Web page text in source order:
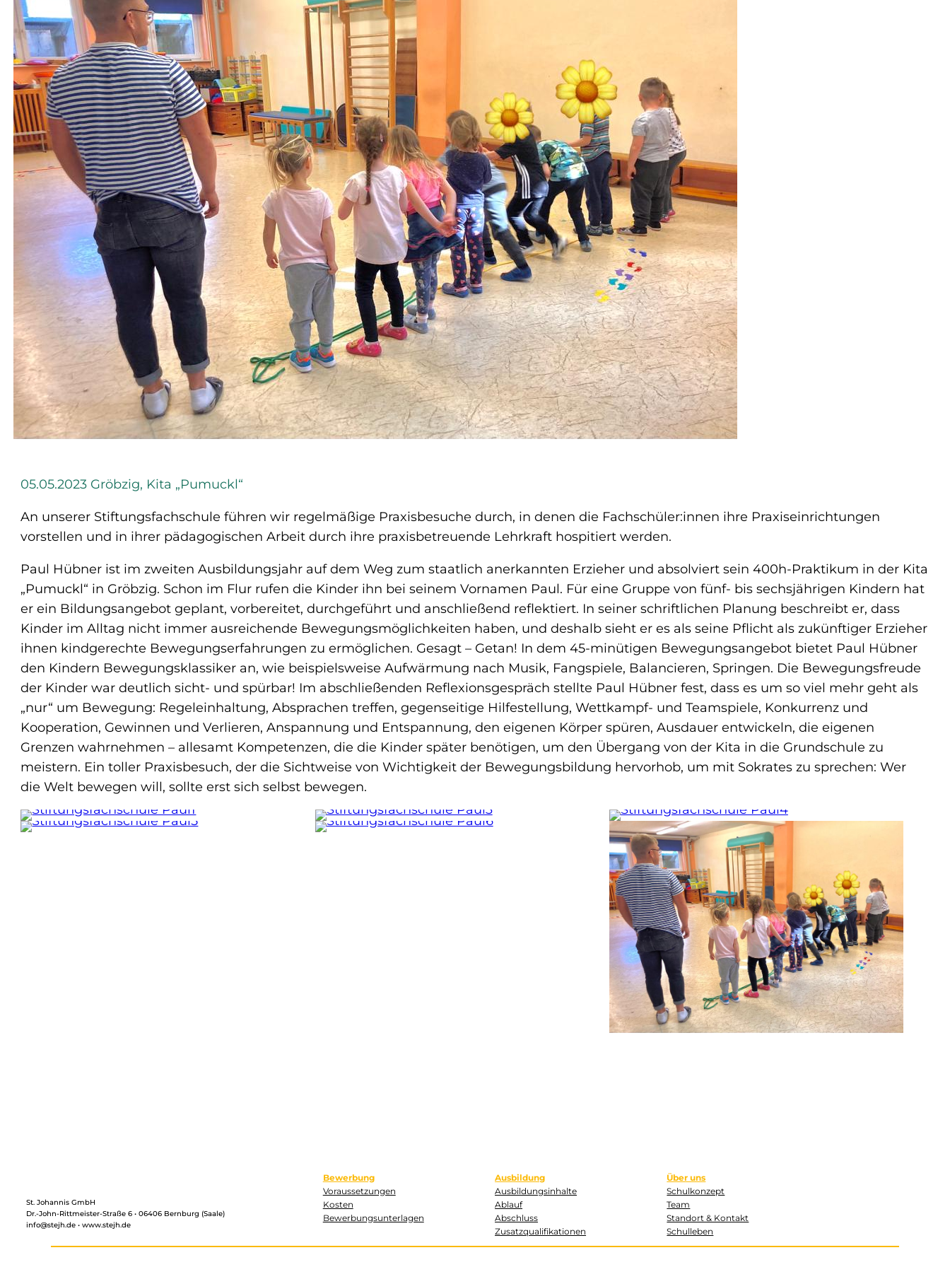
05.05.2023 Gröbzig, Kita „Pumuckl“
An unserer Stiftungsfachschule führen wir regelmäßige Praxisbesuche durch, in denen die Fachschüler:innen ihre Praxiseinrichtungen
vorstellen und in ihrer pädagogischen Arbeit durch ihre praxisbetreuende Lehrkraft hospitiert werden.
Paul Hübner ist im zweiten Ausbildungsjahr auf dem Weg zum staatlich anerkannten Erzieher und absolviert sein 400h-Praktikum in der Kita
„Pumuckl“ in Gröbzig. Schon im Flur rufen die Kinder ihn bei seinem Vornamen Paul. Für eine Gruppe von fünf- bis sechsjährigen Kindern hat
er ein Bildungsangebot geplant, vorbereitet, durchgeführt und anschließend reflektiert. In seiner schriftlichen Planung beschreibt er, dass
Kinder im Alltag nicht immer ausreichende Bewegungsmöglichkeiten haben, und deshalb sieht er es als seine Pflicht als zukünftiger Erzieher
ihnen kindgerechte Bewegungserfahrungen zu ermöglichen. Gesagt – Getan! In dem 45-minütigen Bewegungsangebot bietet Paul Hübner
den Kindern Bewegungsklassiker an, wie beispielsweise Aufwärmung nach Musik, Fangspiele, Balancieren, Springen. Die Bewegungsfreude
der Kinder war deutlich sicht- und spürbar! Im abschließenden Reflexionsgespräch stellte Paul Hübner fest, dass es um so viel mehr geht als
„nur“ um Bewegung: Regeleinhaltung, Absprachen treffen, gegenseitige Hilfestellung, Wettkampf- und Teamspiele, Konkurrenz und
Kooperation, Gewinnen und Verlieren, Anspannung und Entspannung, den eigenen Körper spüren, Ausdauer entwickeln, die eigenen
Grenzen wahrnehmen – allesamt Kompetenzen, die die Kinder später benötigen, um den Übergang von der Kita in die Grundschule zu
meistern. Ein toller Praxisbesuch, der die Sichtweise von Wichtigkeit der Bewegungsbildung hervorhob, um mit Sokrates zu sprechen: Wer
die Welt bewegen will, sollte erst sich selbst bewegen.
St. Johannis GmbH
Dr.-John-Rittmeister-Straße 6 • 06406 Bernburg (Saale)
info@stejh.de • www.stejh.de
Bewerbung
Voraussetzungen
Kosten
Bewerbungsunterlagen
Ausbildung
Ausbildungsinhalte
Ablauf
Abschluss
Zusatzqualifikationen
Über uns
Schulkonzept
Team
Standort & Kontakt
Schulleben